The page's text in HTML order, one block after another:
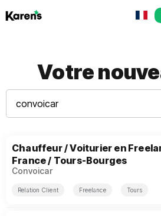
Votre
Search
Chauffeur / Voiturier en
France / Tours-Bourges
Convoicar
Relation Client Freelance Tours